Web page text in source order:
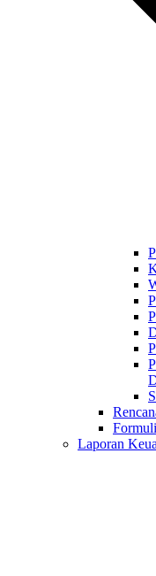
Laporan